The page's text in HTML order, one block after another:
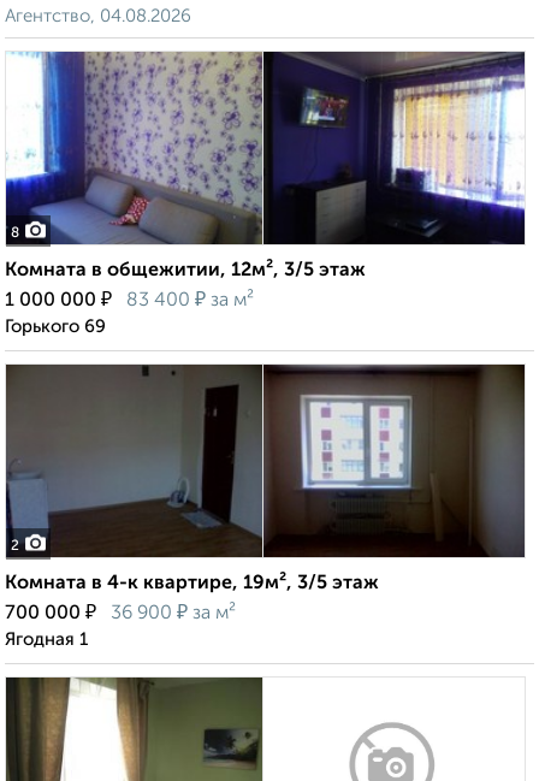
Агентство, 04.08.2026
8
Комната в общежитии, 12м², 3/5 этаж
1 000 000 ₽ 83 400 ₽ за м²
Горького 69
2
Комната в 4-к квартире, 19м², 3/5 этаж
700 000 ₽ 36 900 ₽ за м²
Ягодная 1